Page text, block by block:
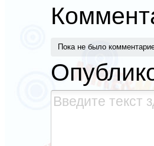
Пока не было